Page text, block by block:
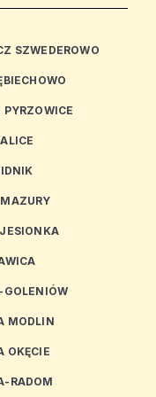
SZWEDEROWO
MODLIN
OKĘCIE
RADOM